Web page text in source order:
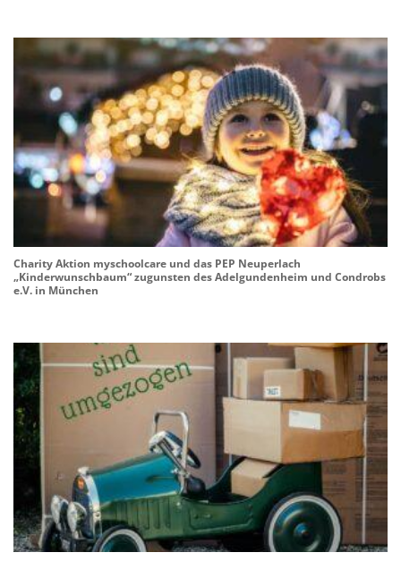
Charity Aktion myschoolcare und das PEP Neuperlach
„Kinderwunschbaum“ zugunsten des Adelgundenheim und Condrobs
e.V. in München